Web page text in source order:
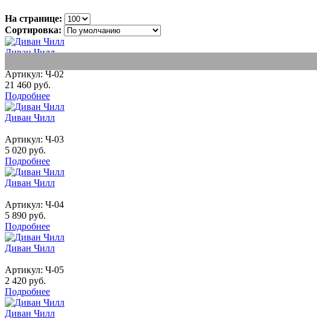
На странице:
Сортировка:
Диван Чилл
Артикул: Ч-02
21 460 руб.
Подробнее
Диван Чилл
Артикул: Ч-03
5 020 руб.
Подробнее
Диван Чилл
Артикул: Ч-04
5 890 руб.
Подробнее
Диван Чилл
Артикул: Ч-05
2 420 руб.
Подробнее
Диван Чилл